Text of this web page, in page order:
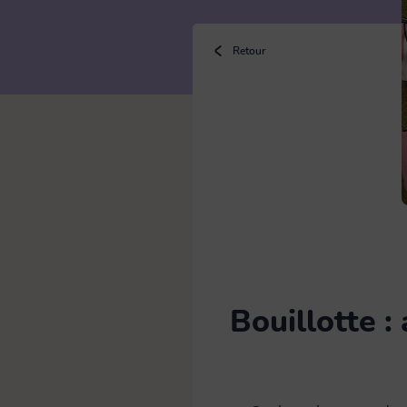
Gants latex & ménage
Retour
Bouillotte :